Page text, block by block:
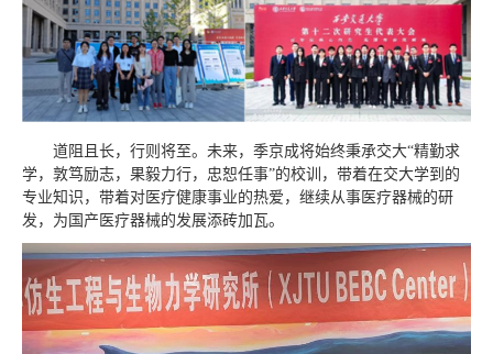
道阻且长，行则将至。未来，季京成将始终秉承交大“精勤求
学，敦笃励志，果毅力行，忠恕任事”的校训，带着在交大学到的
专业知识，带着对医疗健康事业的热爱，继续从事医疗器械的研
发，为国产医疗器械的发展添砖加瓦。